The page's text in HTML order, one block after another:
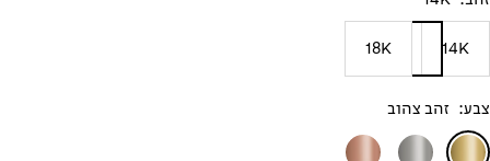
14K
18K
צבע: זהב צהוב
זהב זהב זהב